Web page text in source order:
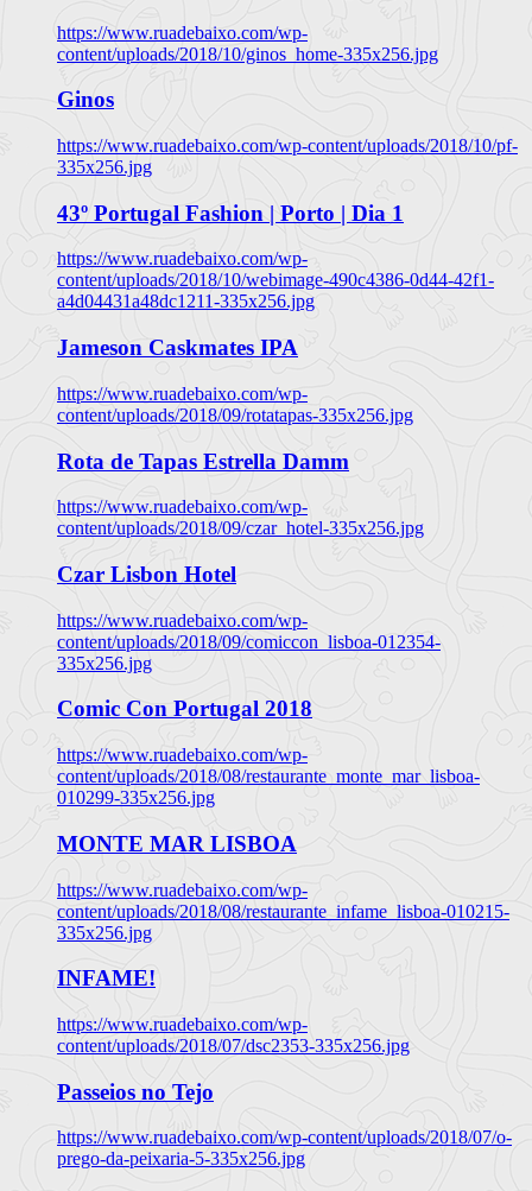
https://www.ruadebaixo.com/wp-
content/uploads/2018/10/ginos_home-335x256.jpg
Ginos
https://www.ruadebaixo.com/wp-content/uploads/2018/10/pf-
335x256.jpg
43º Portugal Fashion | Porto | Dia 1
https://www.ruadebaixo.com/wp-
content/uploads/2018/10/webimage-490c4386-0d44-42f1-
a4d04431a48dc1211-335x256.jpg
Jameson Caskmates IPA
https://www.ruadebaixo.com/wp-
content/uploads/2018/09/rotatapas-335x256.jpg
Rota de Tapas Estrella Damm
https://www.ruadebaixo.com/wp-
content/uploads/2018/09/czar_hotel-335x256.jpg
Czar Lisbon Hotel
https://www.ruadebaixo.com/wp-
content/uploads/2018/09/comiccon_lisboa-012354-
335x256.jpg
Comic Con Portugal 2018
https://www.ruadebaixo.com/wp-
content/uploads/2018/08/restaurante_monte_mar_lisboa-
010299-335x256.jpg
MONTE MAR LISBOA
https://www.ruadebaixo.com/wp-
content/uploads/2018/08/restaurante_infame_lisboa-010215-
335x256.jpg
INFAME!
https://www.ruadebaixo.com/wp-
content/uploads/2018/07/dsc2353-335x256.jpg
Passeios no Tejo
https://www.ruadebaixo.com/wp-content/uploads/2018/07/o-
prego-da-peixaria-5-335x256.jpg